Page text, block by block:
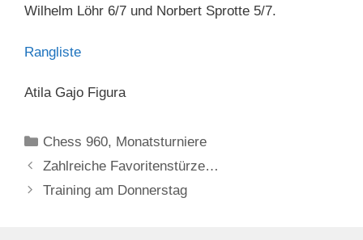
Wilhelm Löhr 6/7 und Norbert Sprotte 5/7.
Rangliste
Atila Gajo Figura
Kategorien
Chess 960, Monatsturniere
Zahlreiche Favoritenstürze…
Training am Donnerstag